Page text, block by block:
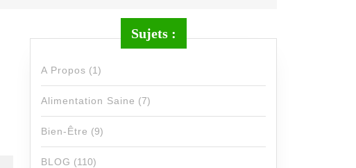
Sujets :
A Propos (1)
Alimentation Saine (7)
Bien-Être (9)
BLOG (110)